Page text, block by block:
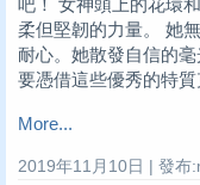
吧！ 女神頭上的花環
柔但堅韌的力量。 她
耐心。她散發自信的
要憑借這些優秀的特質
More...
2019年11月10日 | 發布